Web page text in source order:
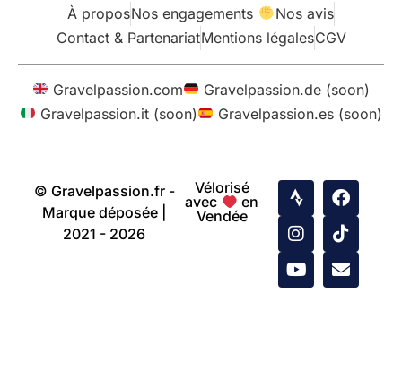
À proposNos engagements
Nos avis
Contact & PartenariatMentions légalesCGV
Gravelpassion.com
Gravelpassion.de (soon)
Gravelpassion.it (soon)
Gravelpassion.es (soon)
© Gravelpassion.fr -
Marque déposée |
2021 - 2026
Vélorisé
avec
en
Vendée